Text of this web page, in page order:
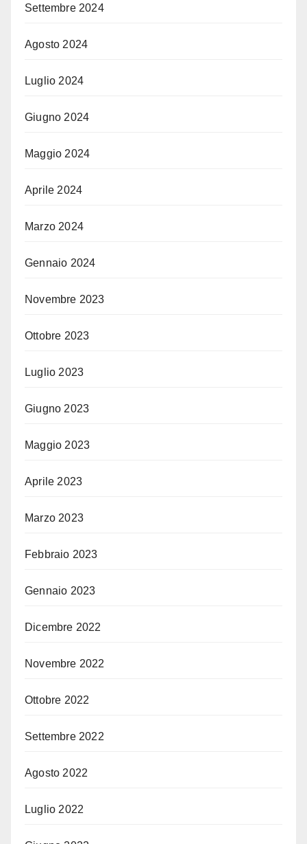
Settembre 2024
Agosto 2024
Luglio 2024
Giugno 2024
Maggio 2024
Aprile 2024
Marzo 2024
Gennaio 2024
Novembre 2023
Ottobre 2023
Luglio 2023
Giugno 2023
Maggio 2023
Aprile 2023
Marzo 2023
Febbraio 2023
Gennaio 2023
Dicembre 2022
Novembre 2022
Ottobre 2022
Settembre 2022
Agosto 2022
Luglio 2022